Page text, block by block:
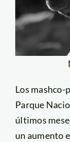
Los mashco-
Parque
últimos
un aumento